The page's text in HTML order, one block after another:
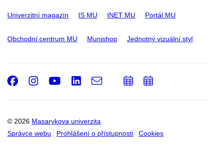
Univerzitní magazín IS MU INET MU Portál MU
Obchodní centrum MU Munishop Jednotný vizuální styl
© 2026 Masarykova univerzita
Správce webu
Prohlášení o přístupnosti Cookies
Facebook
Instagram
Youtube
LinkedIn
e-
PřidatPřidat